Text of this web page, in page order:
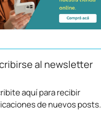
al newsletter
aquí para recibir
de nuevos posts.